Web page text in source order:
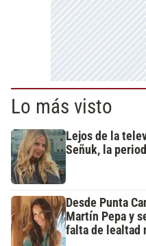
Lo más visto
Lejos de la
Señuk, la
Desde Punta
Martín Pepa y
falta de lealtad